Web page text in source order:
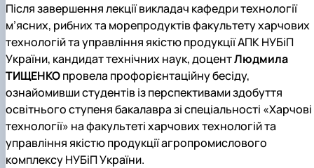
Після завершення лекції викладач кафедри технології
м’ясних, рибних та морепродуктів факультету харчових
технологій та управління якістю продукції АПК НУБіП
України, кандидат технічних наук, доцентЛюдмила
ТИЩЕНКОпровела профорієнтаційну бесіду,
ознайомивши студентів із перспективами здобуття
освітнього ступеня бакалавра зі спеціальності «Харчові
технології» на факультеті харчових технологій та
управління якістю продукції агропромислового
комплексу НУБіП України.